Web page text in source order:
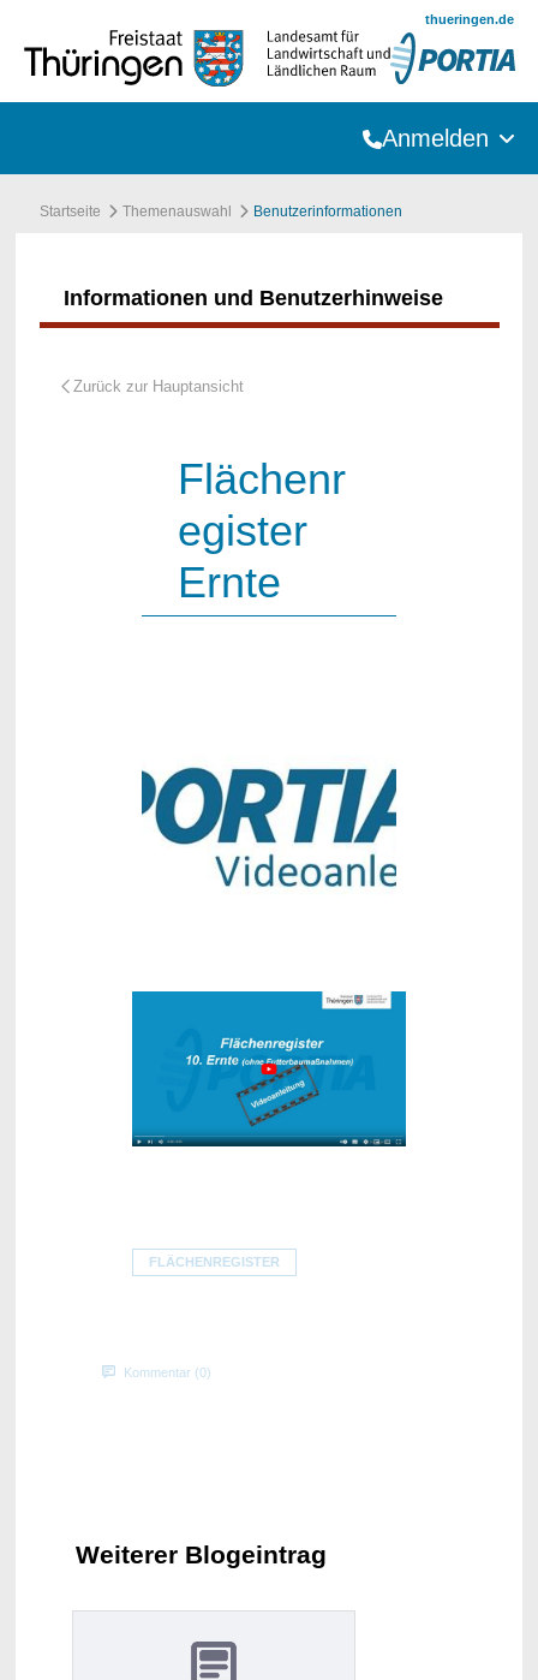
thueringen.de
Anmelden
Startseite Themenauswahl Benutzerinformationen
Informationen und Benutzerhinweise
Flächenr
egister
Ernte
FLÄCHENREGISTER
Kommentar (0)
Weiterer Blogeintrag